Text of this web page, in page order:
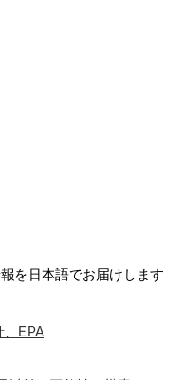
を日本語でお届けします
、EPA